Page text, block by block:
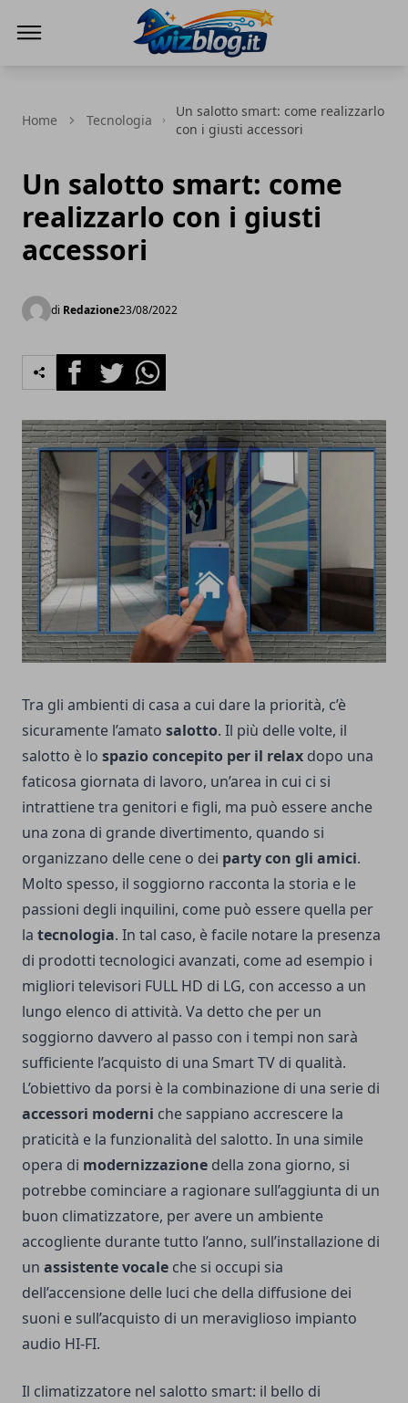
Home Tecnologia
Un salotto smart: come realizzarlo
con i giusti accessori
Un salotto smart: come
realizzarlo con i giusti
accessori
di Redazione23/08/2022
FacebookTwitterWhatsapp
Tra gli ambienti di casa a cui dare la priorità, c’è
sicuramente l’amato salotto. Il più delle volte, il
salotto è lo spazio concepito per il relax dopo una
faticosa giornata di lavoro, un’area in cui ci si
intrattiene tra genitori e figli, ma può essere anche
una zona di grande divertimento, quando si
organizzano delle cene o dei party con gli amici.
Molto spesso, il soggiorno racconta la storia e le
passioni degli inquilini, come può essere quella per
la tecnologia. In tal caso, è facile notare la presenza
di prodotti tecnologici avanzati, come ad esempio i
migliori televisori FULL HD di LG, con accesso a un
lungo elenco di attività. Va detto che per un
soggiorno davvero al passo con i tempi non sarà
sufficiente l’acquisto di una Smart TV di qualità.
L’obiettivo da porsi è la combinazione di una serie di
accessori moderni che sappiano accrescere la
praticità e la funzionalità del salotto. In una simile
opera di modernizzazione della zona giorno, si
potrebbe cominciare a ragionare sull’aggiunta di un
buon climatizzatore, per avere un ambiente
accogliente durante tutto l’anno, sull’installazione di
un assistente vocale che si occupi sia
dell’accensione delle luci che della diffusione dei
suoni e sull’acquisto di un meraviglioso impianto
audio HI-FI.
Il climatizzatore nel salotto smart: il bello di